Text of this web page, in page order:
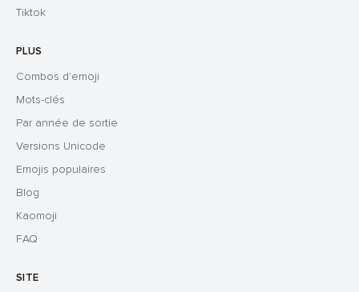
Tiktok
PLUS
Combos d'emoji
Mots-clés
Par année de sortie
Versions Unicode
Emojis populaires
Blog
Kaomoji
FAQ
SITE